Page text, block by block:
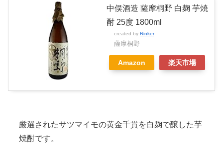
中俣酒造 薩摩桐野 白麹 芋焼
酎 25度 1800ml
created by Rinker
薩摩桐野
Amazon 楽天市場
厳選されたサツマイモの黄金千貫を白麹で醸した芋
焼酎です。